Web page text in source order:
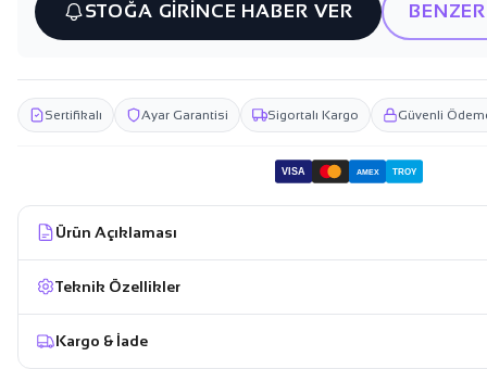
STOĞA GİRİNCE HABER VER
Sertifikalı Ayar Garantisi Sigortalı Kargo Güvenli
VISA AMEX TROY
Ürün Açıklaması
Teknik Özellikler
Kargo & İade